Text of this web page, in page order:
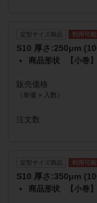
定型サイズ商品
S10 厚さ:250μm
商品形状 【小巻
販売価格
（単価 × 入数）
注文数
定型サイズ商品
S10 厚さ:350μm
商品形状 【小巻